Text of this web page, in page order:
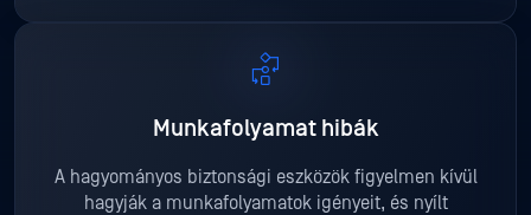
Munkafolyamat hibák
A hagyományos biztonsági eszközök figyelmen kívül
hagyják a munkafolyamatok igényeit, és nyílt